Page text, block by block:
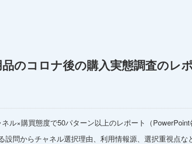
品のコロナ後の購入実態調査のレ
ル×購買態度で50パターン以上のレポート（
設問からチャネル選択理由、利用情報源、選択重視点